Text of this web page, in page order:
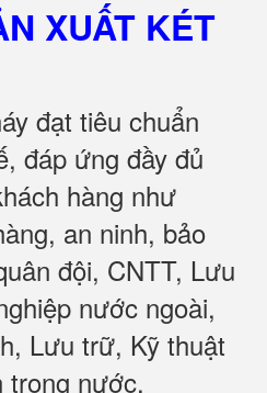
XUẤT KÉT
đạt tiêu chuẩn
đáp ứng đầy đủ
hàng như
an ninh, bảo
đội, CNTT, Lưu
nước ngoài,
Lưu trữ, Kỹ thuật
trong nước.